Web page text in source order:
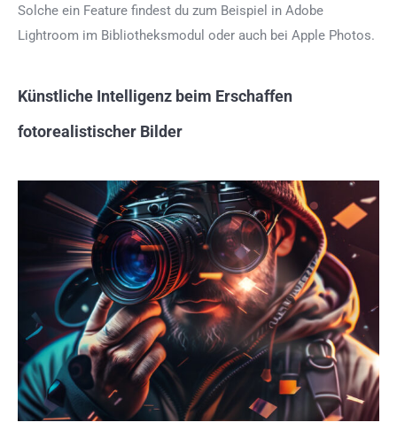
Solche ein Feature findest du zum Beispiel in Adobe
Lightroom im Bibliotheksmodul oder auch bei Apple Photos.
Künstliche Intelligenz beim Erschaffen
fotorealistischer Bilder